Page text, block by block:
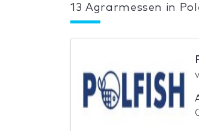
13 Agrarmessen in